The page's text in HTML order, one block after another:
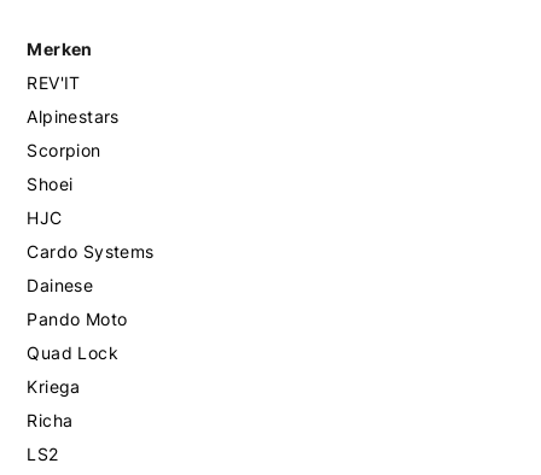
Merken
REV'IT
Alpinestars
Scorpion
Shoei
HJC
Cardo Systems
Dainese
Pando Moto
Quad Lock
Kriega
Richa
LS2